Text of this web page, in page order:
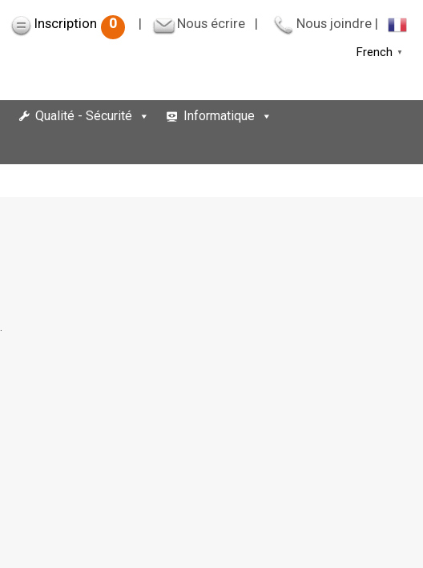
Inscription 0 | Nous écrire | Nous joindre |
French ▼
Qualité - Sécurité Informatique